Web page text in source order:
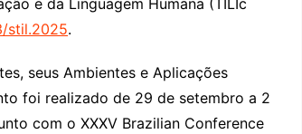
stil.2025.
seus Ambientes e Aplicações
foi realizado de 29 de setembro a 2
com o XXXV Brazilian Conference